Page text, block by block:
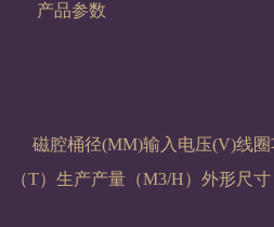
产品参数
磁腔桶径(MM)输入电压(V)线圈
（T） 生产产量（M3/H） 外形尺寸